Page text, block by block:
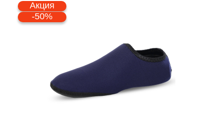
Акция
-50%